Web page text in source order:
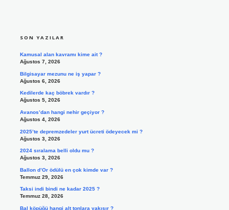
SON YAZILAR
Kamusal alan kavramı kime ait ?
Ağustos 7, 2026
Bilgisayar mezunu ne iş yapar ?
Ağustos 6, 2026
Kedilerde kaç böbrek vardır ?
Ağustos 5, 2026
Avanos’dan hangi nehir geçiyor ?
Ağustos 4, 2026
2025’te depremzedeler yurt ücreti ödeyecek mi ?
Ağustos 3, 2026
2024 sıralama belli oldu mu ?
Ağustos 3, 2026
Ballon d’Or ödülü en çok kimde var ?
Temmuz 29, 2026
Taksi indi bindi ne kadar 2025 ?
Temmuz 28, 2026
Bal köpüğü hangi alt tonlara yakışır ?